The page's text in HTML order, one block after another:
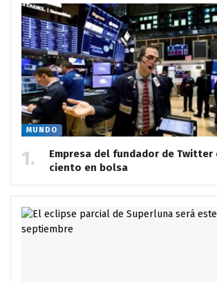
MUNDO
Empresa del fundador de Twitter
ciento en bolsa